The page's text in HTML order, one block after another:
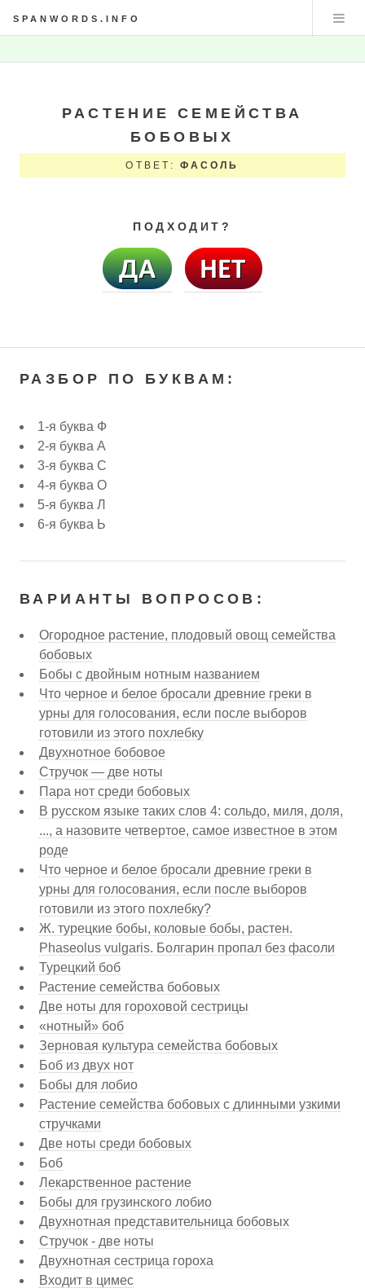
SPANWORDS.INFO
РАСТЕНИЕ СЕМЕЙСТВА
БОБОВЫХ
ОТВЕТ:ФАСОЛЬ
ПОДХОДИТ?
РАЗБОР ПО БУКВАМ:
1-я буква Ф
2-я буква А
3-я буква С
4-я буква О
5-я буква Л
6-я буква Ь
ВАРИАНТЫ ВОПРОСОВ:
Огородное растение, плодовый овощ семейства
бобовых
Бобы с двойным нотным названием
Что черное и белое бросали древние греки в
урны для голосования, если после выборов
готовили из этого похлебку
Двухнотное бобовое
Стручок — две ноты
Пара нот среди бобовых
В русском языке таких слов 4: сольдо, миля, доля,
..., а назовите четвертое, самое известное в этом
роде
Что черное и белое бросали древние греки в
урны для голосования, если после выборов
готовили из этого похлебку?
Ж. турецкие бобы, коловые бобы, растен.
Phaseolus vulgaris. Болгарин пропал без фасоли
Турецкий боб
Растение семейства бобовых
Две ноты для гороховой сестрицы
«нотный» боб
Зерновая культура семейства бобовых
Боб из двух нот
Бобы для лобио
Растение семейства бобовых с длинными узкими
стручками
Две ноты среди бобовых
Боб
Лекарственное растение
Бобы для грузинского лобио
Двухнотная представительница бобовых
Стручок - две ноты
Двухнотная сестрица гороха
Входит в цимес